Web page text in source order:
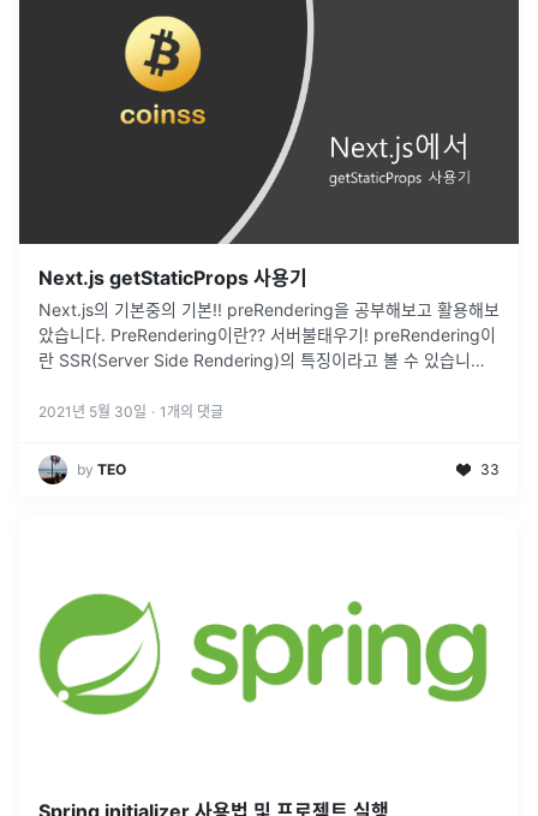
Next.js getStaticProps 사용기
Next.js의 기본중의 기본!! preRendering을 공부해보고 활용해보
았습니다. PreRendering이란?? 서버불태우기! preRendering이
란 SSR(Server Side Rendering)의 특징이라고 볼 수 있습니다.
2021년 5월 30일 · 1 개의 댓글
by TEO 33
Spring initializer 사용법 및 프로젝트 실행